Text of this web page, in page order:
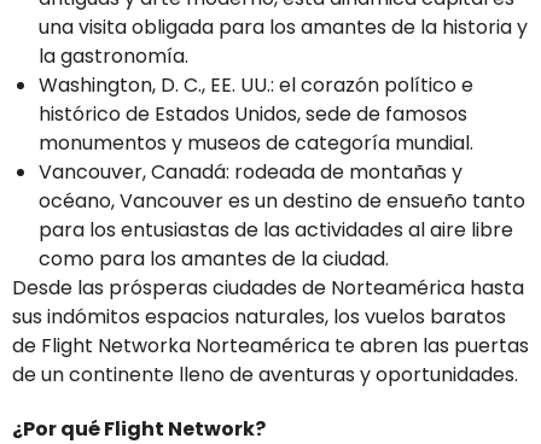
una visita obligada para los amantes de la historia y
la gastronomía.
Washington, D. C., EE. UU.: el corazón político e
histórico de Estados Unidos, sede de famosos
monumentos y museos de categoría mundial.
Vancouver, Canadá: rodeada de montañas y
océano, Vancouver es un destino de ensueño tanto
para los entusiastas de las actividades al aire libre
como para los amantes de la ciudad.
Desde las prósperas ciudades de Norteamérica hasta
sus indómitos espacios naturales, los vuelos baratos
de Flight Networka Norteamérica te abren las puertas
de un continente lleno de aventuras y oportunidades.
¿Por qué Flight Network?